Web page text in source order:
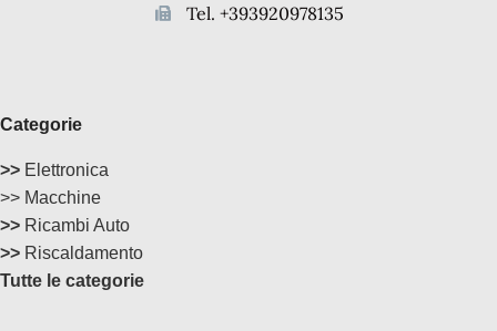
Tel. +393920978135
Categorie
>> Elettronica
>> Macchine
>> Ricambi Auto
>> Riscaldamento
Tutte le categorie